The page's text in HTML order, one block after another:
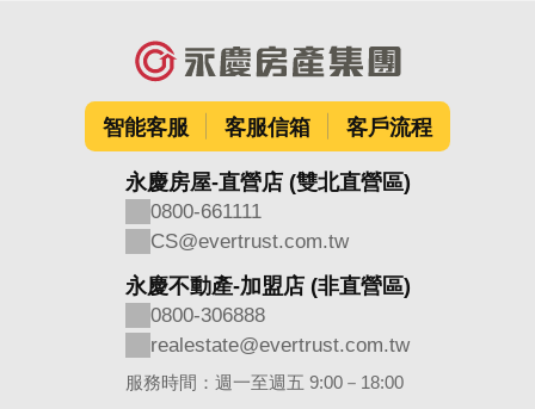
智能客服 客服信箱 客戶流程
永慶房屋-直營店 (雙北直營區)
0800-661111
CS@evertrust.com.tw
永慶不動產-加盟店 (非直營區)
0800-306888
realestate@evertrust.com.tw
服務時間：週一至週五 9:00－18:00